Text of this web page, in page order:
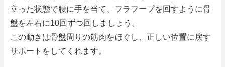
立った状態で腰に手を当て、フラフープを回すように骨
盤を左右に10回ずつ回しましょう。
この動きは骨盤周りの筋肉をほぐし、正しい位置に戻す
サポートをしてくれます。